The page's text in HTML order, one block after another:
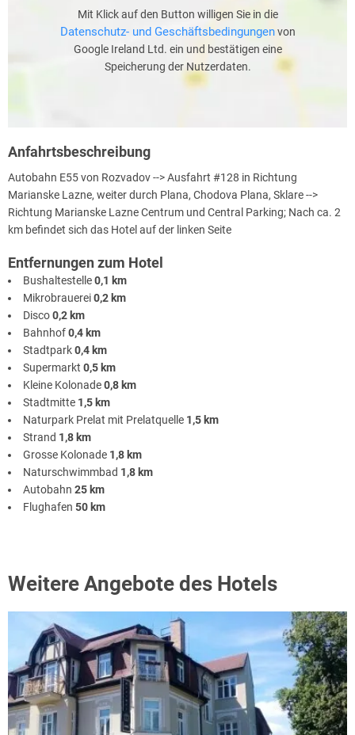
Mit Klick auf den Button willigen Sie in die
Datenschutz- und Geschäftsbedingungenvon
Google Ireland Ltd. ein und bestätigen eine
Speicherung der Nutzerdaten.
Anfahrtsbeschreibung
Autobahn E55 von Rozvadov --> Ausfahrt #128 in Richtung
Marianske Lazne, weiter durch Plana, Chodova Plana, Sklare -->
Richtung Marianske Lazne Centrum und Central Parking; Nach ca. 2
km befindet sich das Hotel auf der linken Seite
Entfernungen zum Hotel
Bushaltestelle0,1 km
Mikrobrauerei0,2 km
Disco0,2 km
Bahnhof0,4 km
Stadtpark0,4 km
Supermarkt 0,5 km
Kleine Kolonade0,8 km
Stadtmitte 1,5 km
Naturpark Prelat mit Prelatquelle 1,5 km
Strand 1,8 km
Grosse Kolonade 1,8 km
Naturschwimmbad 1,8 km
Autobahn 25 km
Flughafen 50 km
Weitere Angebote des Hotels